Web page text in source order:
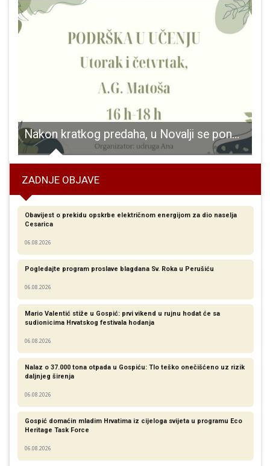
Nakon kratkog predaha, u Novalji se ponovno otvaraju vrata podrške u učenju
ZADNJE OBJAVE
Obavijest o prekidu opskrbe električnom energijom za dio naselja
Cesarica
06.08.2026
Pogledajte program proslave blagdana Sv. Roka u Perušiću
06.08.2026
Mario Valentić stiže u Gospić: prvi vikend u rujnu hodat će sa
sudionicima Hrvatskog festivala hodanja
06.08.2026
Nalaz o 37.000 tona otpada u Gospiću: Tlo teško onečišćeno uz rizik
daljnjeg širenja
06.08.2026
Gospić domaćin mladim Hrvatima iz cijeloga svijeta u programu Eco
Heritage Task Force
06.08.2026